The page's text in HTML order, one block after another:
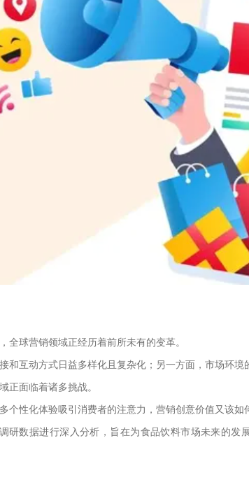
全球营销领域正经历着前所未有的变革。
和互动方式日益多样化且复杂化；另一方面，市场环境
正面临着诸多挑战。
性化体验吸引消费者的注意力，营销创意价值又该如
研数据进行深入分析，旨在为食品饮料市场未来的发